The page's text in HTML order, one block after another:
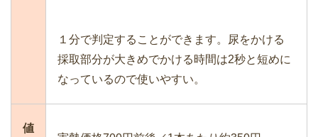
１分で判定することができます。尿をかける
採取部分が大きめでかける時間は2秒と短めに
なっているので使いやすい。
値